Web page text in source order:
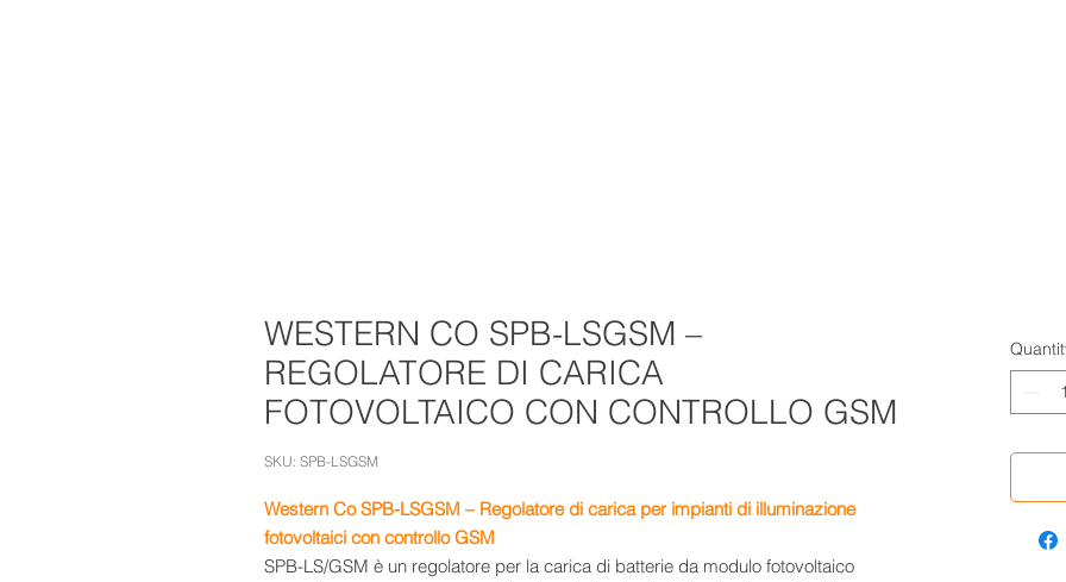
WESTERN CO SPB-LSGSM –
REGOLATORE DI CARICA
FOTOVOLTAICO CON CONTROLLO GSM
SKU: SPB-LSGSM
Western Co SPB-LSGSM – Regolatore di carica per impianti di illuminazione
fotovoltaici con controllo GSM
SPB-LS/GSM è un regolatore per la carica di batterie da modulo fotovoltaico